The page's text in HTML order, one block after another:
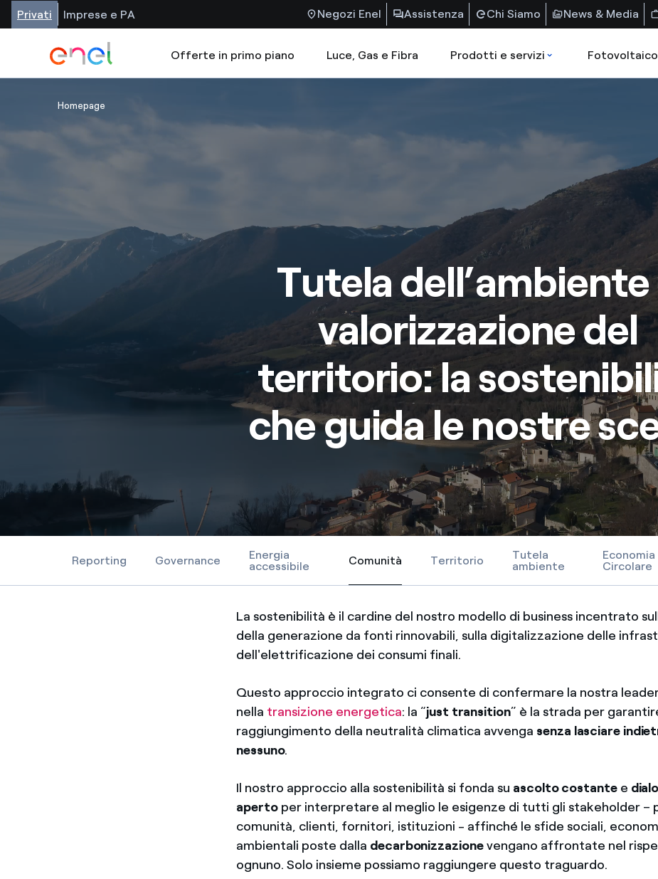
Privati Imprese e PA Negozi Enel Assistenza Chi Siamo News & Media
Offerte in primo piano Luce, Gas e Fibra Prodotti e servizi Fotovoltaico
Homepage
Tutela dell’ambiente
valorizzazione del
territorio: la
che guida le nostre
Reporting Governance
Energia
accessibile
Comunità
Comunità Territorio
Tutela
ambiente
Economia
Circolare
La sostenibilità è il cardine del nostro modello di business incentrato
della generazione da fonti rinnovabili, sulla digitalizzazione delle
dell'elettrificazione dei consumi finali.
Questo approccio integrato ci consente di confermare la nostra
nella transizione energetica: la “just transition” è la strada per
raggiungimento della neutralità climatica avvenga senza lasciare
nessuno.
Il nostro approccio alla sostenibilità si fonda su ascolto costantee
apertoper interpretare al meglio le esigenze di tutti gli stakeholder –
comunità, clienti, fornitori, istituzioni - affinché le sfide sociali,
ambientali poste dalla decarbonizzazionevengano affrontate nel
ognuno. Solo insieme possiamo raggiungere questo traguardo.